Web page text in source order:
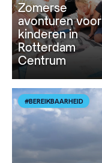
Zomerse
avonturen voor
kinderen in
Rotterdam
Centrum
#BEREIKBAARHEID